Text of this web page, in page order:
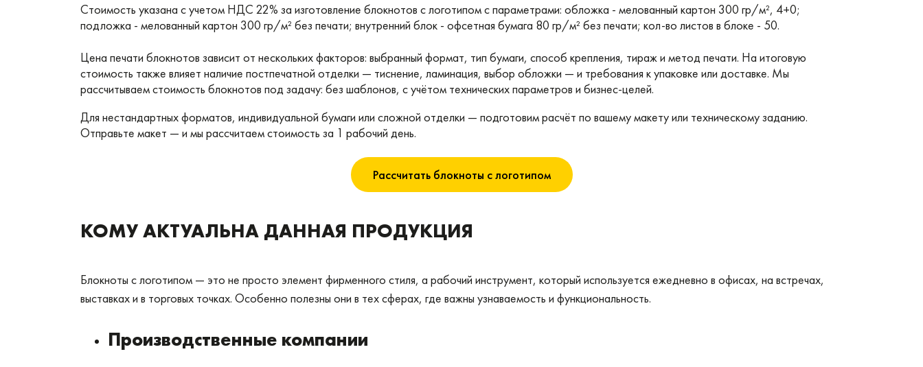
Стоимость указана с учетом НДС 22% за изготовление блокнотов с логотипом с параметрами: обложка - мелованный картон 300 гр/м², 4+0;
подложка - мелованный картон 300 гр/м² без печати; внутренний блок - офсетная бумага 80 гр/м² без печати; кол-во листов в блоке - 50.
Цена печати блокнотов зависит от нескольких факторов: выбранный формат, тип бумаги, способ крепления, тираж и метод печати. На итоговую
стоимость также влияет наличие постпечатной отделки — тиснение, ламинация, выбор обложки — и требования к упаковке или доставке. Мы
рассчитываем стоимость блокнотов под задачу: без шаблонов, с учётом технических параметров и бизнес-целей.
Для нестандартных форматов, индивидуальной бумаги или сложной отделки — подготовим расчёт по вашему макету или техническому заданию.
Отправьте макет — и мы рассчитаем стоимость за 1 рабочий день.
Рассчитать блокноты с логотипом
КОМУ АКТУАЛЬНА ДАННАЯ ПРОДУКЦИЯ
Блокноты с логотипом — это не просто элемент фирменного стиля, а рабочий инструмент, который используется ежедневно в офисах, на встречах,
выставках и в торговых точках. Особенно полезны они в тех сферах, где важны узнаваемость и функциональность.
Производственные компании